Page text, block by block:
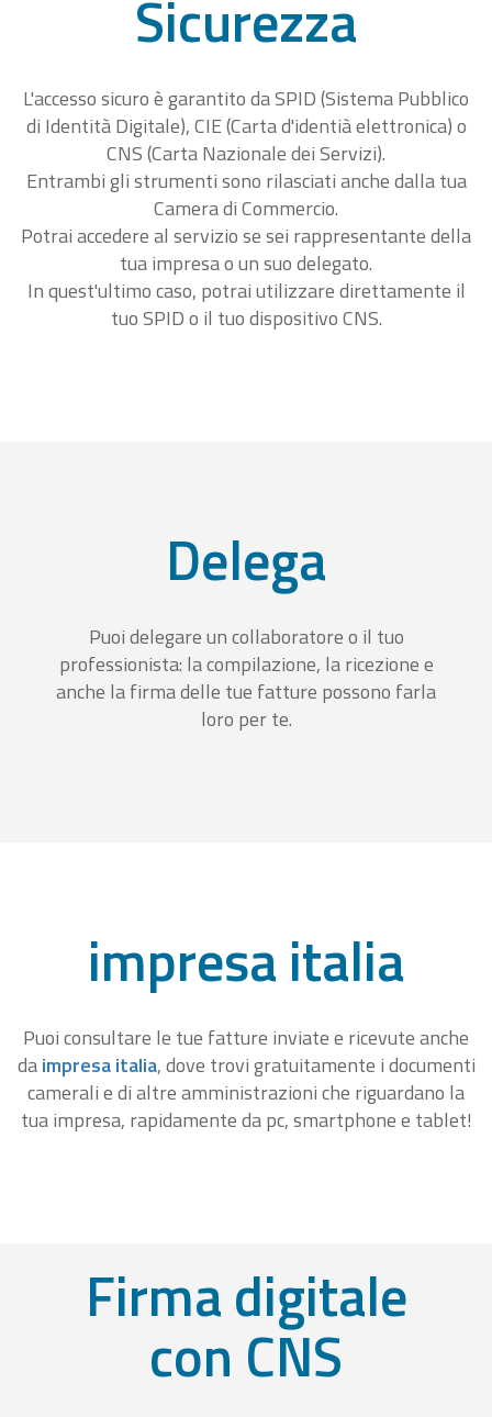
Sicurezza
L'accesso sicuro è garantito da SPID (Sistema Pubblico
di Identità Digitale), CIE (Carta d'identià elettronica) o
CNS (Carta Nazionale dei Servizi).
Entrambi gli strumenti sono rilasciati anche dalla tua
Camera di Commercio.
Potrai accedere al servizio se sei rappresentante della
tua impresa o un suo delegato.
In quest'ultimo caso, potrai utilizzare direttamente il
tuo SPID o il tuo dispositivo CNS.
Delega
Puoi delegare un collaboratore o il tuo
professionista: la compilazione, la ricezione e
anche la firma delle tue fatture possono farla
loro per te.
impresa italia
Puoi consultare le tue fatture inviate e ricevute anche
daimpresa italia, dove trovi gratuitamente i documenti
camerali e di altre amministrazioni che riguardano la
tua impresa, rapidamente da pc, smartphone e tablet!
Firma digitale
con CNS